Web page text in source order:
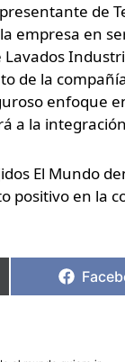
de
empresa en
de la
enfoque
a la
El Mundo
positivo en la